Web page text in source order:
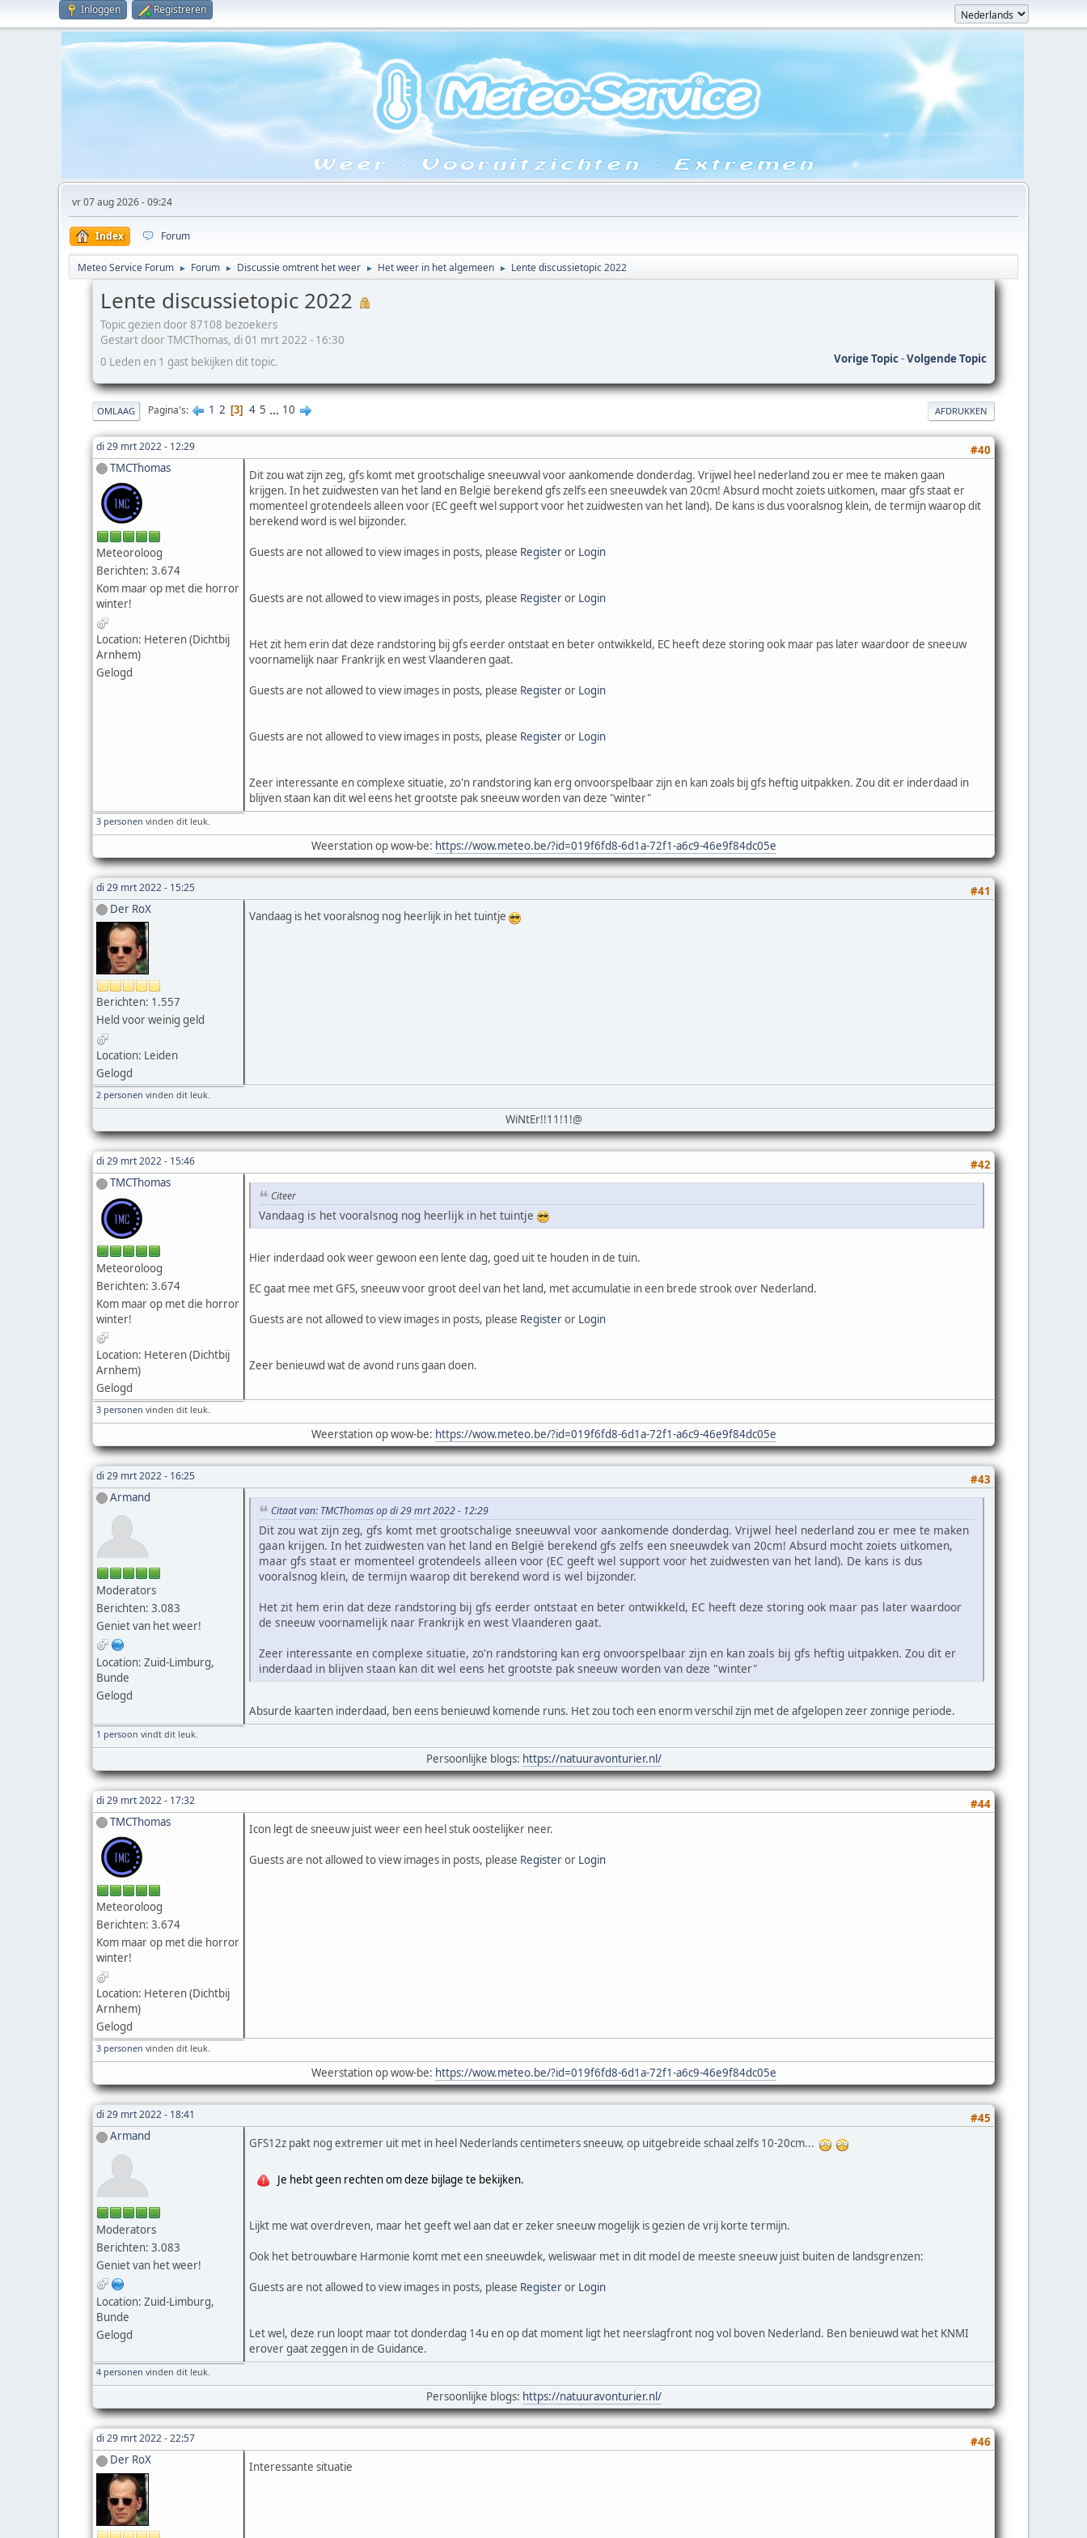
Inloggen Registreren
vr 07 aug 2026 - 09:24
Index Forum
Meteo Service Forum ► Forum ► Discussie omtrent het weer ► Het weer in het algemeen ► Lente discussietopic 2022
Lente discussietopic 2022
Topic gezien door 87108 bezoekers
Gestart door TMCThomas, di 01 mrt 2022 - 16:30
Vorige Topic-Volgende Topic
0 Leden en 1 gast bekijken dit topic.
AFDRUKKEN
OMLAAG Pagina's 1 2 3 4 5 ... 10
di 29 mrt 2022 - 12:29
#40
TMCThomas
Meteoroloog
Berichten: 3.674
Kom maar op met die horror
winter!
Location: Heteren (Dichtbij
Arnhem)
Gelogd
Dit zou wat zijn zeg, gfs komt met grootschalige sneeuwval voor aankomende donderdag. Vrijwel heel nederland zou er mee te maken gaan
krijgen. In het zuidwesten van het land en België berekend gfs zelfs een sneeuwdek van 20cm! Absurd mocht zoiets uitkomen, maar gfs staat er
momenteel grotendeels alleen voor (EC geeft wel support voor het zuidwesten van het land). De kans is dus vooralsnog klein, de termijn waarop dit
berekend word is wel bijzonder.
Guests are not allowed to view images in posts, please Registeror Login
Guests are not allowed to view images in posts, please Registeror Login
Het zit hem erin dat deze randstoring bij gfs eerder ontstaat en beter ontwikkeld, EC heeft deze storing ook maar pas later waardoor de sneeuw
voornamelijk naar Frankrijk en west Vlaanderen gaat.
Guests are not allowed to view images in posts, please Registeror Login
Guests are not allowed to view images in posts, please Registeror Login
Zeer interessante en complexe situatie, zo'n randstoring kan erg onvoorspelbaar zijn en kan zoals bij gfs heftig uitpakken. Zou dit er inderdaad in
blijven staan kan dit wel eens het grootste pak sneeuw worden van deze "winter"
3 personen vinden dit leuk.
Weerstation op wow-be: https://wow.meteo.be/?id=019f6fd8-6d1a-72f1-a6c9-46e9f84dc05e
di 29 mrt 2022 - 15:25
#41
Der RoX
Berichten: 1.557
Held voor weinig geld
Location: Leiden
Gelogd
Vandaag is het vooralsnog nog heerlijk in het tuintje
2 personen vinden dit leuk.
WiNtEr!!11!1!@
di 29 mrt 2022 - 15:46
#42
TMCThomas
Meteoroloog
Berichten: 3.674
Kom maar op met die horror
winter!
Location: Heteren (Dichtbij
Arnhem)
Gelogd
Citeer
Vandaag is het vooralsnog nog heerlijk in het tuintje
Hier inderdaad ook weer gewoon een lente dag, goed uit te houden in de tuin.
EC gaat mee met GFS, sneeuw voor groot deel van het land, met accumulatie in een brede strook over Nederland.
Guests are not allowed to view images in posts, please Registeror Login
Zeer benieuwd wat de avond runs gaan doen.
3 personen vinden dit leuk.
Weerstation op wow-be: https://wow.meteo.be/?id=019f6fd8-6d1a-72f1-a6c9-46e9f84dc05e
di 29 mrt 2022 - 16:25
#43
Armand
Moderators
Berichten: 3.083
Geniet van het weer!
Location: Zuid-Limburg,
Bunde
Gelogd
Citaat van: TMCThomas op di 29 mrt 2022 - 12:29
Dit zou wat zijn zeg, gfs komt met grootschalige sneeuwval voor aankomende donderdag. Vrijwel heel nederland zou er mee te maken
gaan krijgen. In het zuidwesten van het land en België berekend gfs zelfs een sneeuwdek van 20cm! Absurd mocht zoiets uitkomen,
maar gfs staat er momenteel grotendeels alleen voor (EC geeft wel support voor het zuidwesten van het land). De kans is dus
vooralsnog klein, de termijn waarop dit berekend word is wel bijzonder.
Het zit hem erin dat deze randstoring bij gfs eerder ontstaat en beter ontwikkeld, EC heeft deze storing ook maar pas later waardoor
de sneeuw voornamelijk naar Frankrijk en west Vlaanderen gaat.
Zeer interessante en complexe situatie, zo'n randstoring kan erg onvoorspelbaar zijn en kan zoals bij gfs heftig uitpakken. Zou dit er
inderdaad in blijven staan kan dit wel eens het grootste pak sneeuw worden van deze "winter"
Absurde kaarten inderdaad, ben eens benieuwd komende runs. Het zou toch een enorm verschil zijn met de afgelopen zeer zonnige periode.
1 persoon vindt dit leuk.
Persoonlijke blogs: https://natuuravonturier.nl/
di 29 mrt 2022 - 17:32
#44
TMCThomas
Meteoroloog
Berichten: 3.674
Kom maar op met die horror
winter!
Location: Heteren (Dichtbij
Arnhem)
Gelogd
Icon legt de sneeuw juist weer een heel stuk oostelijker neer.
Guests are not allowed to view images in posts, please Registeror Login
3 personen vinden dit leuk.
Weerstation op wow-be: https://wow.meteo.be/?id=019f6fd8-6d1a-72f1-a6c9-46e9f84dc05e
di 29 mrt 2022 - 18:41
#45
Armand
Moderators
Berichten: 3.083
Geniet van het weer!
Location: Zuid-Limburg,
Bunde
Gelogd
GFS12z pakt nog extremer uit met in heel Nederlands centimeters sneeuw, op uitgebreide schaal zelfs 10-20cm...
Je hebt geen rechten om deze bijlage te bekijken.
Lijkt me wat overdreven, maar het geeft wel aan dat er zeker sneeuw mogelijk is gezien de vrij korte termijn.
Ook het betrouwbare Harmonie komt met een sneeuwdek, weliswaar met in dit model de meeste sneeuw juist buiten de landsgrenzen:
Guests are not allowed to view images in posts, please Registeror Login
Let wel, deze run loopt maar tot donderdag 14u en op dat moment ligt het neerslagfront nog vol boven Nederland. Ben benieuwd wat het KNMI
erover gaat zeggen in de Guidance.
4 personen vinden dit leuk.
Persoonlijke blogs: https://natuuravonturier.nl/
di 29 mrt 2022 - 22:57
#46
Der RoX
Interessante situatie